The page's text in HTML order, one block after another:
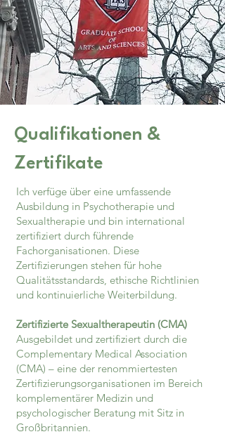
Qualifikationen &
Zertifikate
Ich verfüge über eine umfassende
Ausbildung in Psychotherapie und
Sexualtherapie und bin international
zertifiziert durch führende
Fachorganisationen. Diese
Zertifizierungen stehen für hohe
Qualitätsstandards, ethische Richtlinien
und kontinuierliche Weiterbildung.
Zertifizierte Sexualtherapeutin (CMA)
Ausgebildet und zertifiziert durch die
Complementary Medical Association
(CMA) – eine der renommiertesten
Zertifizierungsorganisationen im Bereich
komplementärer Medizin und
psychologischer Beratung mit Sitz in
Großbritannien.